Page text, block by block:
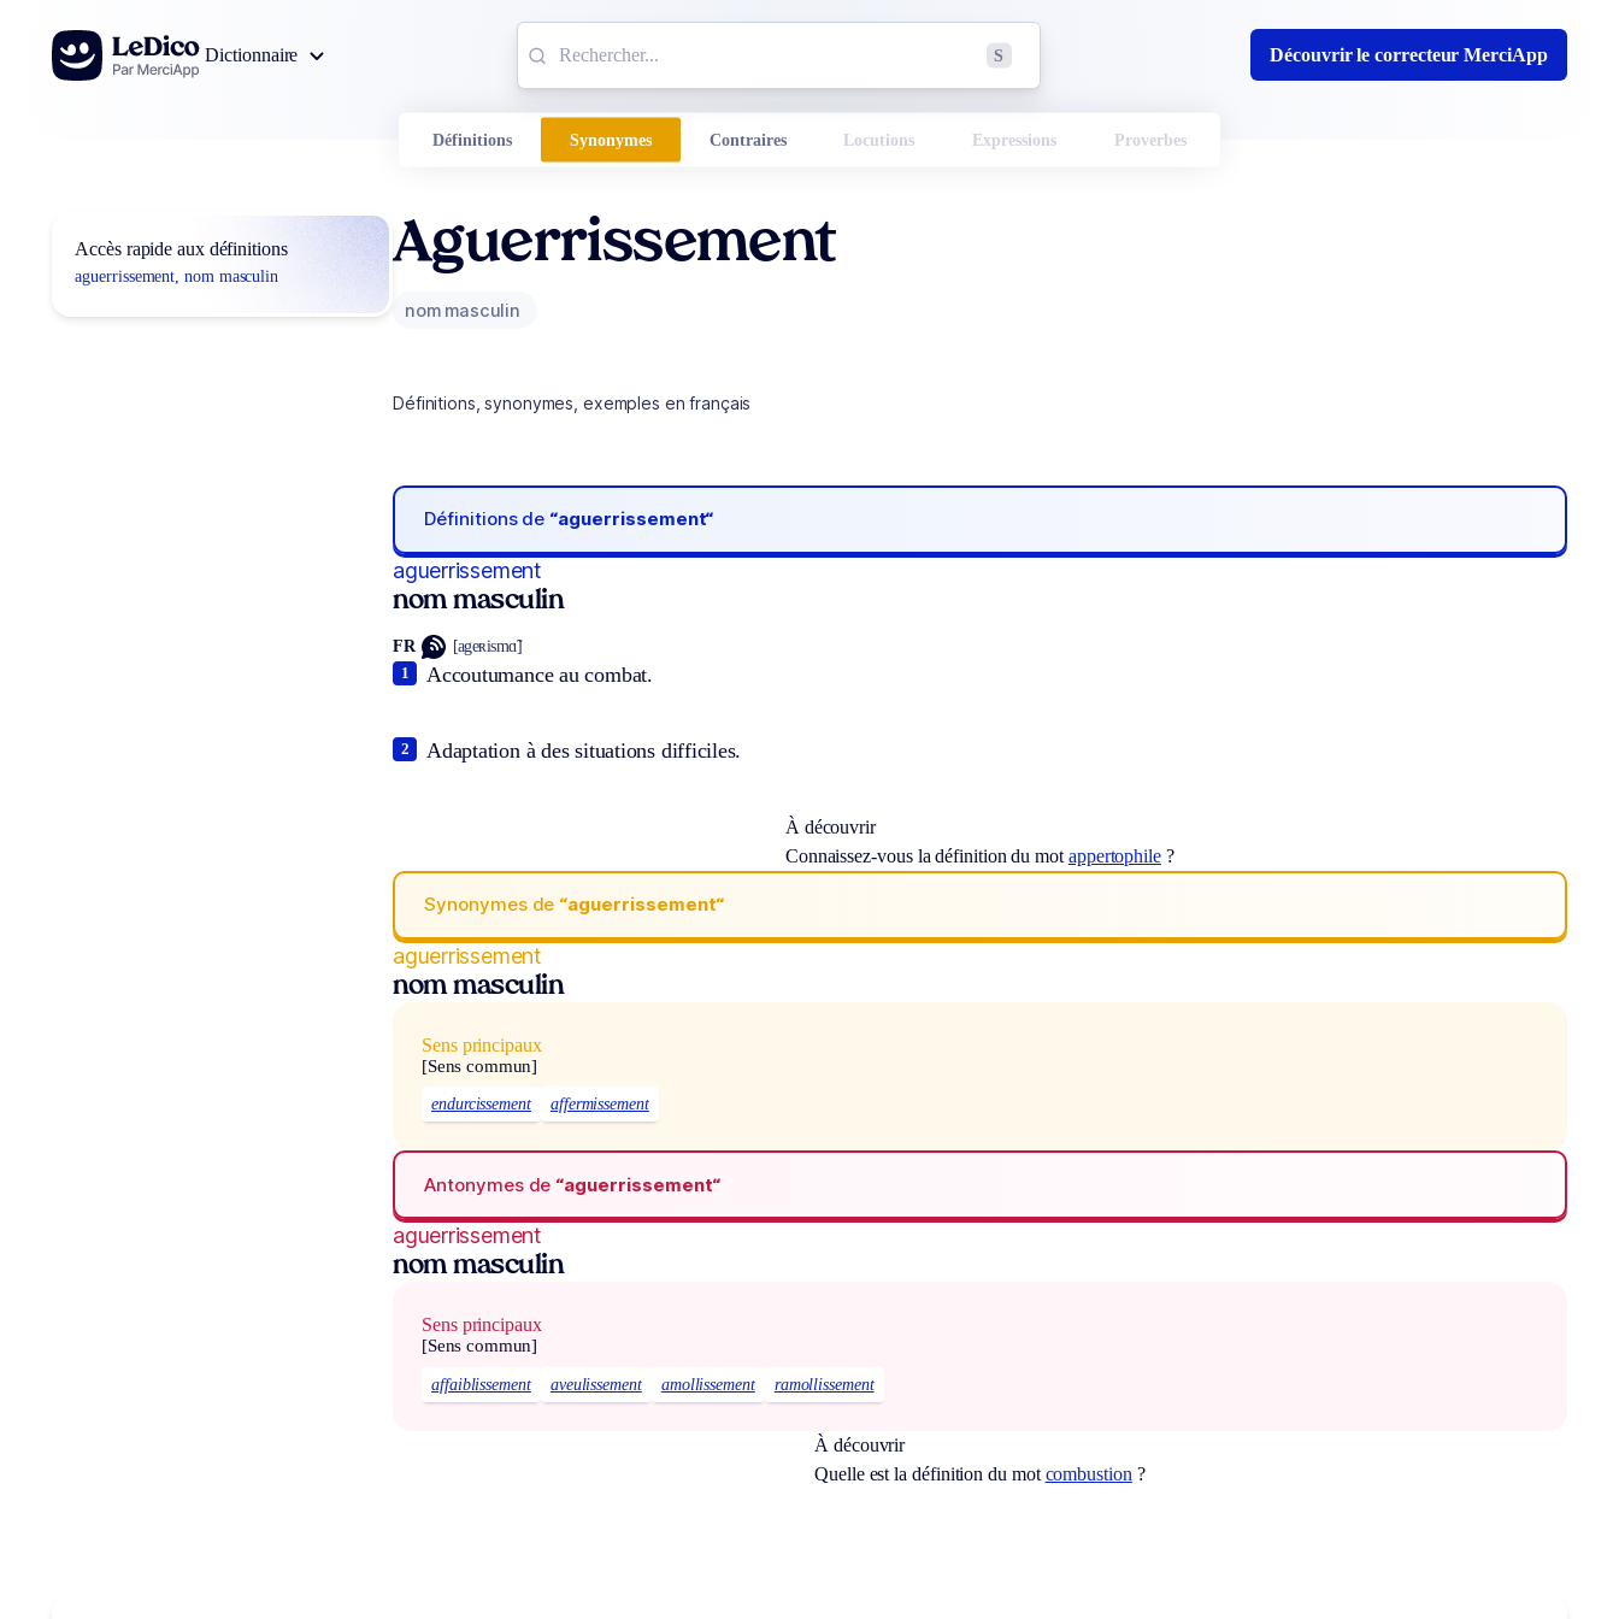
Aller au contenu
Dictionnaire
S Découvrir le correcteur MerciApp
Définitions Synonymes Contraires Locutions Expressions Proverbes
Accès rapide aux définitions
aguerrissement, nom masculin
Aguerrissement
nom masculin
Définitions, synonymes, exemples en français
Définitions de “aguerrissement“
aguerrissement
nom masculin
FR [ageʀismɑ̃]
Accoutumance au combat.
1
Adaptation à des situations difficiles.
2
À découvrir
Connaissez-vous la définition du mot appertophile?
Synonymes de “aguerrissement“
aguerrissement
nom masculin
Sens principaux
[Sens commun]
endurcissement affermissement
Antonymes de “aguerrissement“
aguerrissement
nom masculin
Sens principaux
[Sens commun]
affaiblissement aveulissement amollissement ramollissement
À découvrir
Quelle est la définition du mot combustion ?